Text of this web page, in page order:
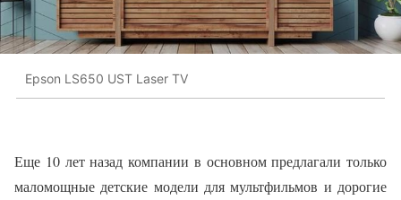
Epson LS650 UST Laser TV
Еще 10 лет назад компании в основном предлагали только
маломощные детские модели для мультфильмов и дорогие